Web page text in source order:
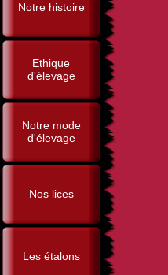
Notre histoire
Ethique
d'élevage
Notre mode
d'élevage
Nos lices
Les étalons